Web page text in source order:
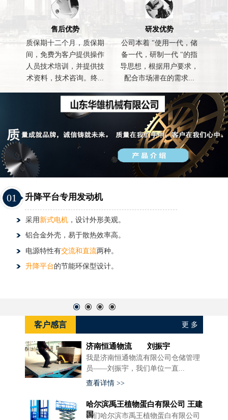
售后优势
质保期十二个月，质保期
间，免费为客户提供操作
人员技术培训，并提供技
术资料，技术咨询。终...
研发优势
公司本着 "使用一代，储
备一代，研制一代 "的指
导思想，根据用户要求，
配合市场潜在的需求...
01 升降平台专用发动机
采用 新式电机，设计外形美观。
铝合金外壳，易于散热效率高。
电源特性有交流和直流两种。
升降平台的节能环保型设计。
更 多
客户感言
济南恒通物流 刘振宇
我是济南恒通物流有限公司仓储管理
员——刘振宇，我们单位一直...
查看详情 >>
哈尔滨禹王植物蛋白有限公司 王建
国
我们哈尔滨市禹王植物蛋白有限公司